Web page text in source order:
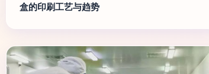
盒的印刷工艺与趋势